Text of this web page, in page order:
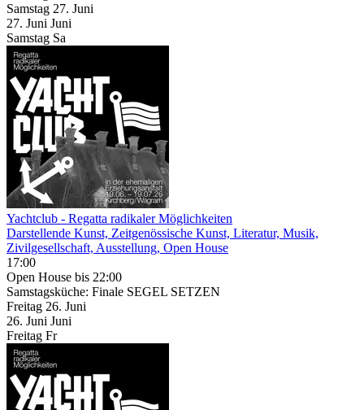
Samstag 27. Juni
27. Juni Juni
Samstag Sa
Yachtclub - Regatta radikaler Möglichkeiten
Darstellende Kunst, Zeitgenössische Kunst, Literatur, Musik,
Zivilgesellschaft, Ausstellung, Open House
17:00
Open House bis 22:00
Samstagsküche: Finale SEGEL SETZEN
Freitag 26. Juni
26. Juni Juni
Freitag Fr